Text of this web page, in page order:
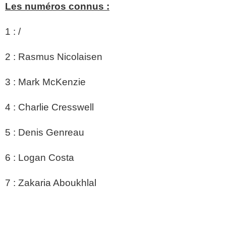
Les numéros connus :
1 : /
2 : Rasmus Nicolaisen
3 : Mark McKenzie
4 : Charlie Cresswell
5 : Denis Genreau
6 : Logan Costa
7 : Zakaria Aboukhlal